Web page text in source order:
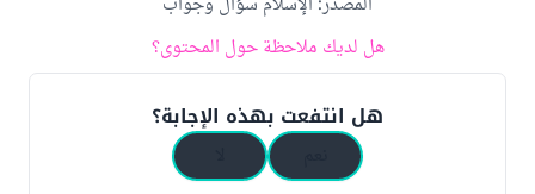
هل لديك ملاحظة حول المحتوى؟
هل انتفعت بهذه الإجابة؟